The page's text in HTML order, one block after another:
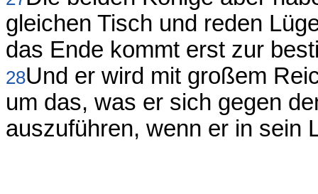
gleichen Tisch und reden
das Ende kommt erst zur
28Und er wird mit großem
um das, was er sich gegen
auszuführen, wenn er in sein